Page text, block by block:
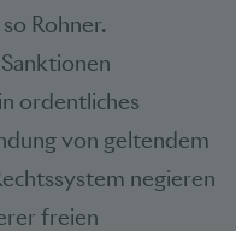
Rohner.
ordentliches
von geltendem
negieren
freien